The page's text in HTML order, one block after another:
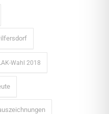
Wahl 2018